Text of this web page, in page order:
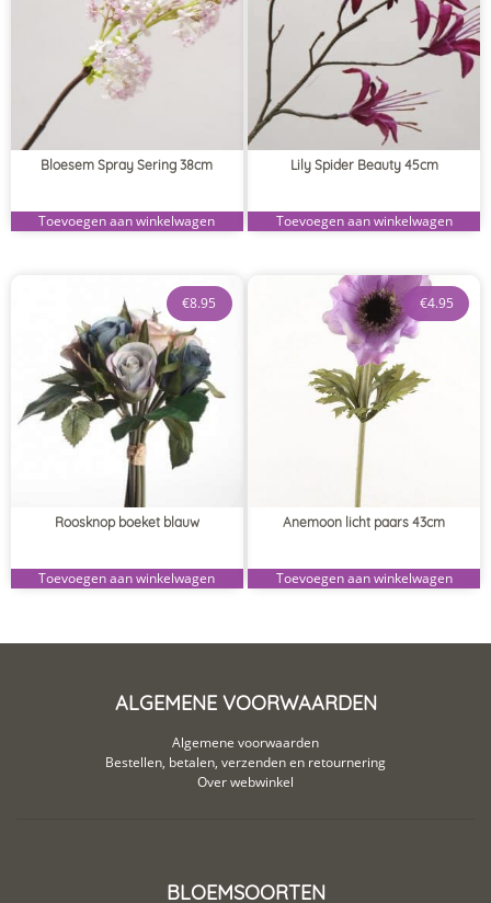
Bloesem Spray Sering 38cm
Toevoegen aan winkelwagen
Lily Spider Beauty 45cm
Toevoegen aan winkelwagen
Roosknop boeket blauw
€8.95
Toevoegen aan winkelwagen
Anemoon licht paars 43cm
€4.95
Toevoegen aan winkelwagen
ALGEMENE VOORWAARDEN
Algemene voorwaarden
Bestellen, betalen, verzenden en retournering
Over webwinkel
BLOEMSOORTEN